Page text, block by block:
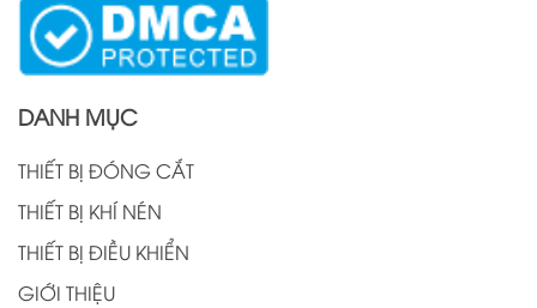
DANH MỤC
THIẾT BỊ ĐÓNG CẮT
THIẾT BỊ KHÍ NÉN
THIẾT BỊ ĐIỀU KHIỂN
GIỚI THIỆU